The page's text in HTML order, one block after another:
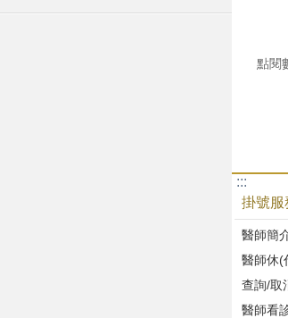
點閱
:::
掛號服
醫師簡
醫師休(
查詢/取
醫師看